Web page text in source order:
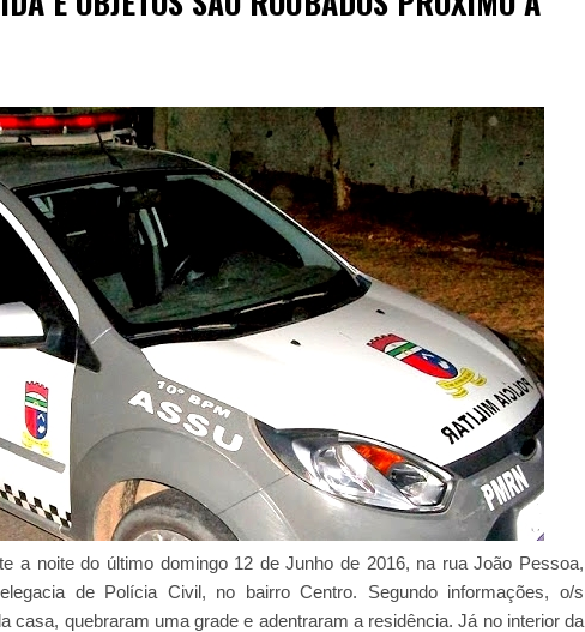
a noite do último domingo 12 de Junho de 2016, na rua João Pessoa,
de Polícia Civil, no bairro Centro. Segundo informações, o/s
casa, quebraram uma grade e adentraram a residência. Já no interior da